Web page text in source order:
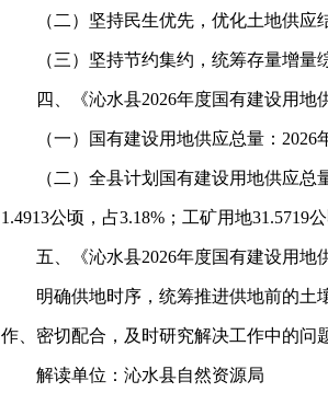
（二）坚持民生优先，优化土地供应
（三）坚持节约集约，统筹存量增量
四、《沁水县2026年度国有建设用
（一）国有建设用地供应总量：
（二）全县计划国有建设用地供应总
1.4913公顷，占3.18%；工矿用地31.5719
五、《沁水县2026年度国有建设用地
明确供地时序，统筹推进供地前的土
作、密切配合，及时研究解决工作中的问
解读单位：沁水县自然资源局